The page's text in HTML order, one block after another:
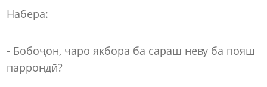
Набера:
- Бобоҷон, чаро якбора ба сараш неву ба пояш
паррондӣ?